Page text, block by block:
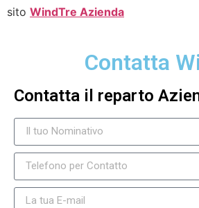
sito WindTre Azienda
Contatta
Contatta il reparto